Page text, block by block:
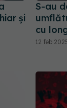
și
S-au
cu
12 feb